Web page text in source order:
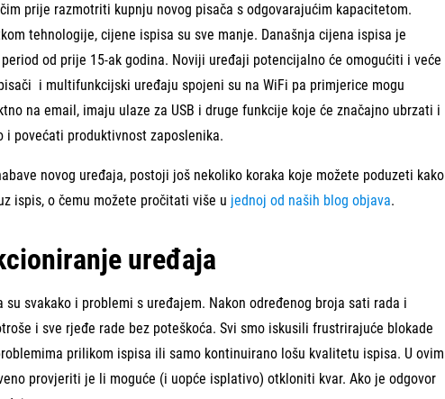
prije razmotriti kupnju novog pisača s odgovarajućim kapacitetom.
tehnologije, cijene ispisa su sve manje. Današnja cijena ispisa je
od prije 15-ak godina. Noviji uređaji potencijalno će omogućiti i veće
i multifunkcijski uređaju spojeni su na WiFi pa primjerice mogu
na email, imaju ulaze za USB i druge funkcije koje će značajno ubrzati i
povećati produktivnost zaposlenika.
novog uređaja, postoji još nekoliko koraka koje možete poduzeti kako
ispis, o čemu možete pročitati više u jednoj od naših blog objava.
uređaja
svakako i problemi s uređajem. Nakon određenog broja sati rada i
i sve rjeđe rade bez poteškoća. Svi smo iskusili frustrirajuće blokade
prilikom ispisa ili samo kontinuirano lošu kvalitetu ispisa. U ovim
provjeriti je li moguće (i uopće isplativo) otkloniti kvar. Ako je odgovor